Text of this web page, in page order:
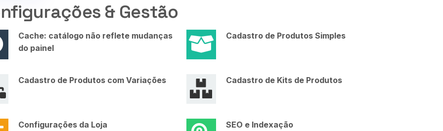
& Gestão
Cache: catálogo não reflete mudanças
do painel
Cadastro de Produtos Simples
Cadastro de Produtos com Variações Cadastro de Kits de Produtos
Configurações da Loja SEO e Indexação